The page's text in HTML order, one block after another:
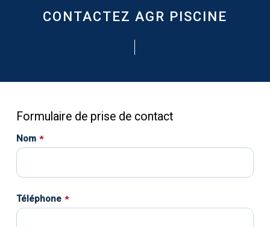
CONTACTEZ AGR PISCINE
Formulaire de prise de contact
Nom *
Téléphone *